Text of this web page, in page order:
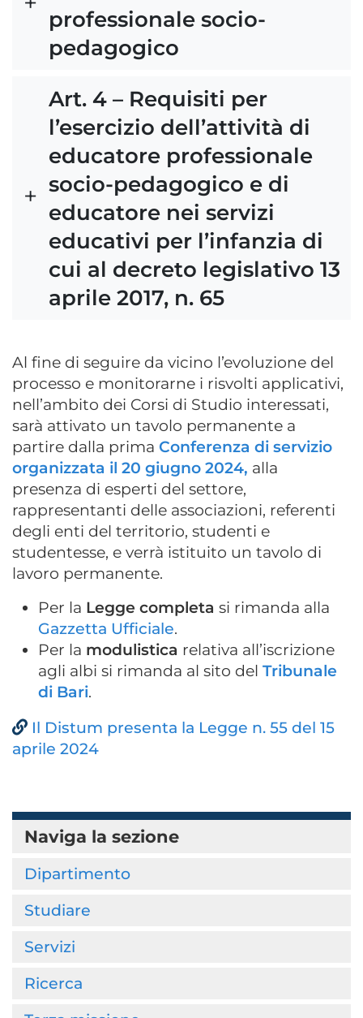
professionale socio-
pedagogico
Art. 4 – Requisiti per
l’esercizio dell’attività di
educatore professionale
socio-pedagogico e di
educatore nei servizi
educativi per l’infanzia di
cui al decreto legislativo 13
aprile 2017, n. 65
Al fine di seguire da vicino l’evoluzione del
processo e monitorarne i risvolti applicativi,
nell’ambito dei Corsi di Studio interessati,
sarà attivato un tavolo permanente a
partire dalla prima Conferenza di servizio
organizzata il 20 giugno 2024, alla
presenza di esperti del settore,
rappresentanti delle associazioni, referenti
degli enti del territorio, studenti e
studentesse, e verrà istituito un tavolo di
lavoro permanente.
Per la Legge completa si rimanda alla
Gazzetta Ufficiale.
Per la modulistica relativa all’iscrizione
agli albi si rimanda al sito del Tribunale
di Bari.
Il Distum presenta la Legge n. 55 del 15
aprile 2024
Naviga la sezione
Dipartimento
Studiare
Servizi
Ricerca